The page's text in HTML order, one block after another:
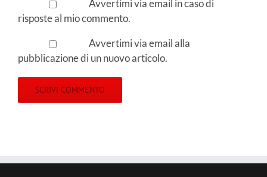
Avvertimi via email in caso di
risposte al mio commento.
Avvertimi via email alla
pubblicazione di un nuovo articolo.